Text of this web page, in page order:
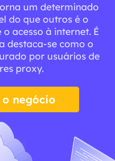
um determinado
do que outros é o
acesso à internet. É
destaca-se como o
por usuários de
proxy.
negócio